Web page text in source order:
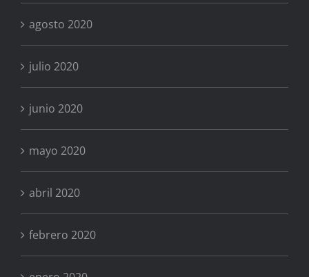
agosto 2020
julio 2020
junio 2020
mayo 2020
abril 2020
febrero 2020